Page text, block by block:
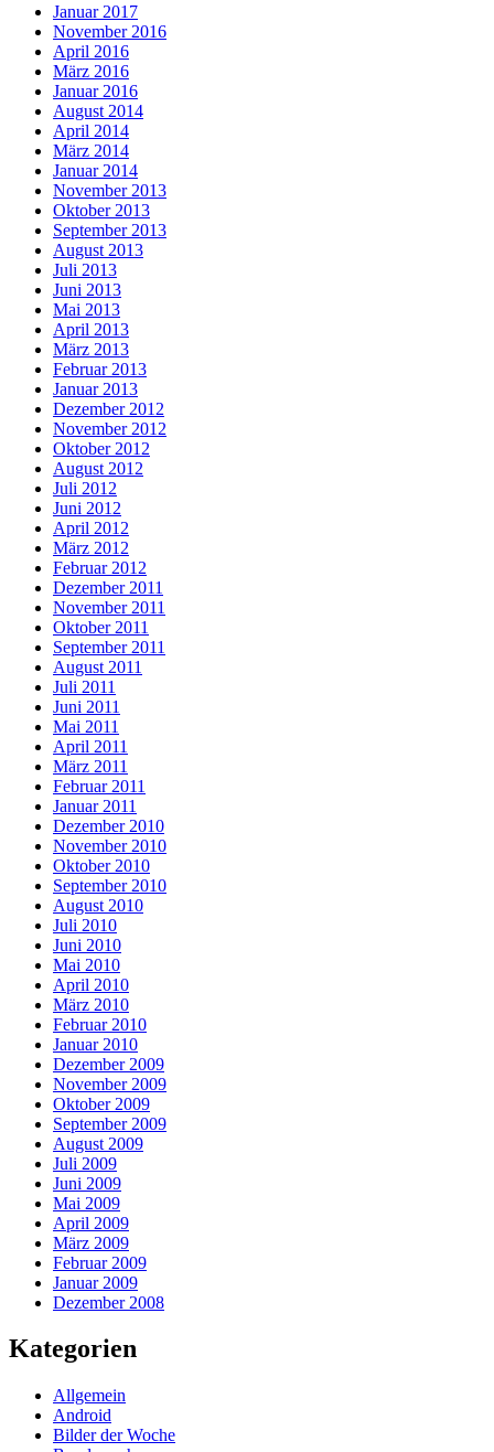
Januar 2017
November 2016
April 2016
März 2016
Januar 2016
August 2014
April 2014
März 2014
Januar 2014
November 2013
Oktober 2013
September 2013
August 2013
Juli 2013
Juni 2013
Mai 2013
April 2013
März 2013
Februar 2013
Januar 2013
Dezember 2012
November 2012
Oktober 2012
August 2012
Juli 2012
Juni 2012
April 2012
März 2012
Februar 2012
Dezember 2011
November 2011
Oktober 2011
September 2011
August 2011
Juli 2011
Juni 2011
Mai 2011
April 2011
März 2011
Februar 2011
Januar 2011
Dezember 2010
November 2010
Oktober 2010
September 2010
August 2010
Juli 2010
Juni 2010
Mai 2010
April 2010
März 2010
Februar 2010
Januar 2010
Dezember 2009
November 2009
Oktober 2009
September 2009
August 2009
Juli 2009
Juni 2009
Mai 2009
April 2009
März 2009
Februar 2009
Januar 2009
Dezember 2008
Kategorien
Allgemein
Android
Bilder der Woche